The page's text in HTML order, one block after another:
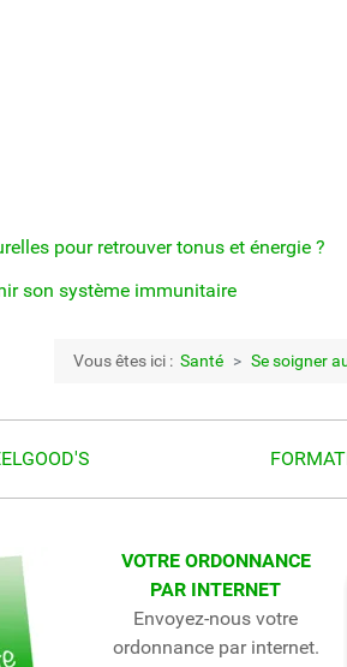
pour retrouver tonus et énergie ?
son système immunitaire
Vous êtes ici : Santé Se soigner
VOTRE ORDONNANCE
PAR INTERNET
Envoyez-nous votre
ordonnance par internet.